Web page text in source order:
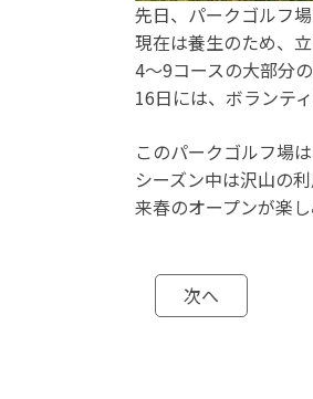
先日、パークゴルフ
現在は養生のため、
4～9コースの大部分
16日には、ボランテ
このパークゴルフ場
シーズン中は沢山の
来春のオープンが楽し
次へ